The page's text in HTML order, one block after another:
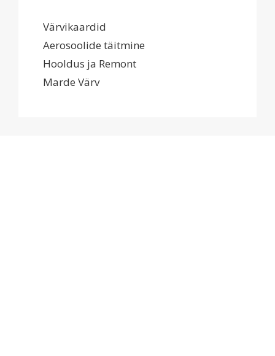
Värvikaardid
Aerosoolide täitmine
Hooldus ja Remont
Marde Värv